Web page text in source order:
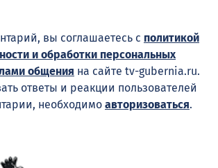
вы соглашаетесь с политикой
и обработки персональных
общения на сайте tv-gubernia.ru.
ответы и реакции пользователей
необходимо авторизоваться.